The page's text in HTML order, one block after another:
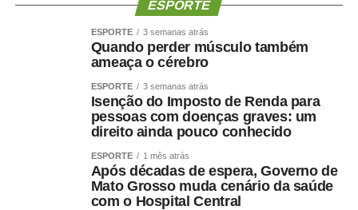
ESPORTE
ESPORTE 3 semanas atrás
Quando perder músculo também
ameaça o cérebro
ESPORTE 3 semanas atrás
Isenção do Imposto de Renda para
pessoas com doenças graves: um
direito ainda pouco conhecido
ESPORTE 1 mês atrás
Após décadas de espera, Governo de
Mato Grosso muda cenário da saúde
com o Hospital Central